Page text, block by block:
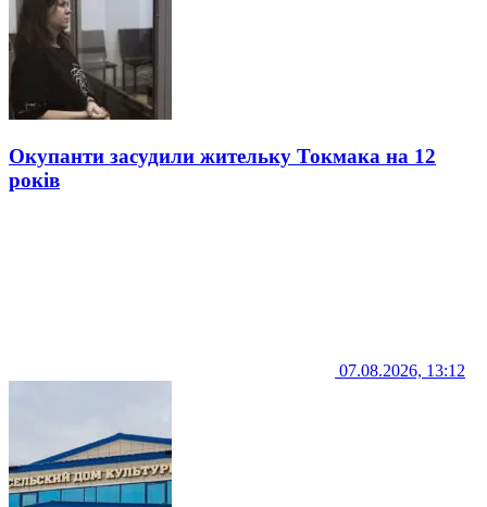
Окупанти засудили жительку Токмака на 12
років
07.08.2026, 13:12